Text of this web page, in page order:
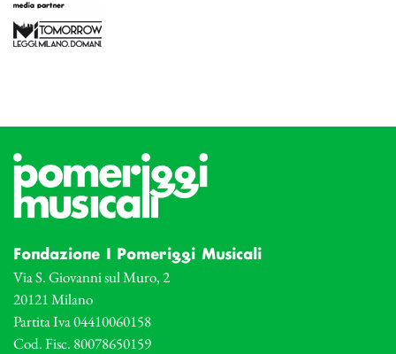
Fondazione I Pomeriggi Musicali
Via S. Giovanni sul Muro, 2
20121 Milano
Partita Iva 04410060158
Cod. Fisc. 80078650159